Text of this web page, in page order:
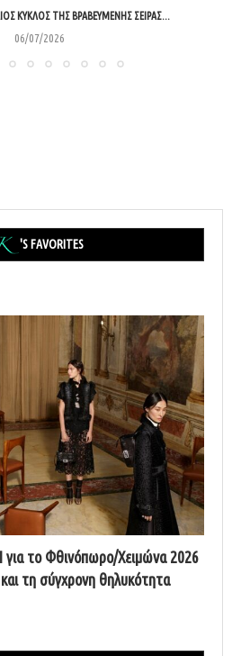
ΚΎΚΛΟΣ ΤΗΣ ΒΡΑΒΕΥΜΈΝΗΣ ΣΕΙΡΆΣ...
06/07/2026
'S FAVORITES
για το Φθινόπωρο/Χειμώνα 2026
τη σύγχρονη θηλυκότητα